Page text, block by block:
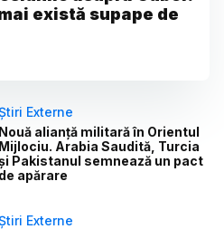
există supape de
Externe
Nouă alianță militară în Orientul
Mijlociu. Arabia Saudită, Turcia
Pakistanul semnează un pact
de apărare
Externe